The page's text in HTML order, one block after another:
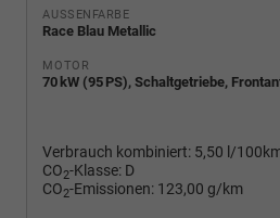
AUSSENFARBE
Race Blau Metallic
MOTOR
70 kW (95 PS), Schaltgetriebe,
Verbrauch kombiniert: 5,50 l/
CO2-Klasse: D
CO2-Emissionen: 123,00 g/km